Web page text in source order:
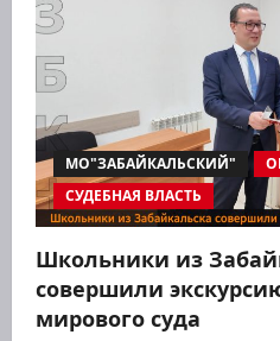
МО"ЗАБАЙКАЛЬСКИЙ"
СУДЕБНАЯ ВЛАСТЬ
Школьники из
совершили
мирового суда